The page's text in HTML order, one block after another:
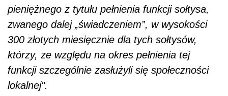
pieniężnego z tytułu pełnienia funkcji sołtysa,
zwanego dalej „świadczeniem”, w wysokości
300 złotych miesięcznie dla tych sołtysów,
którzy, ze względu na okres pełnienia tej
funkcji szczególnie zasłużyli się społeczności
lokalnej".